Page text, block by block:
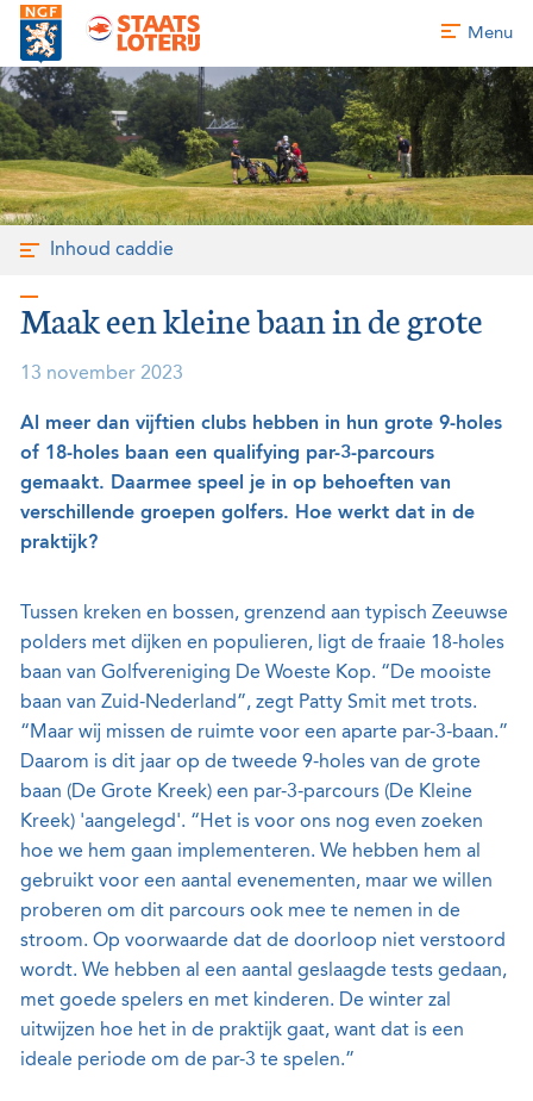
Menu
Inhoud caddie
Maak een kleine baan in de grote
13 november 2023
Al meer dan vijftien clubs hebben in hun grote 9-holes
of 18-holes baan een qualifying par-3-parcours
gemaakt. Daarmee speel je in op behoeften van
verschillende groepen golfers. Hoe werkt dat in de
praktijk?
Tussen kreken en bossen, grenzend aan typisch Zeeuwse
polders met dijken en populieren, ligt de fraaie 18-holes
baan van Golfvereniging De Woeste Kop. “De mooiste
baan van Zuid-Nederland”, zegt Patty Smit met trots.
“Maar wij missen de ruimte voor een aparte par-3-baan.”
Daarom is dit jaar op de tweede 9-holes van de grote
baan (De Grote Kreek) een par-3-parcours (De Kleine
Kreek) 'aangelegd'. “Het is voor ons nog even zoeken
hoe we hem gaan implementeren. We hebben hem al
gebruikt voor een aantal evenementen, maar we willen
proberen om dit parcours ook mee te nemen in de
stroom. Op voorwaarde dat de doorloop niet verstoord
wordt. We hebben al een aantal geslaagde tests gedaan,
met goede spelers en met kinderen. De winter zal
uitwijzen hoe het in de praktijk gaat, want dat is een
ideale periode om de par-3 te spelen.”